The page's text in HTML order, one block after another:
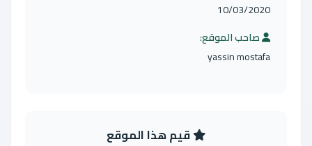
10/03/2020
صاحب الموقع:
yassin mostafa
قيم هذا الموقع